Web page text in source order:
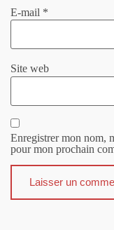
E-mail *
Site web
Enregistrer mon nom,
pour mon prochain